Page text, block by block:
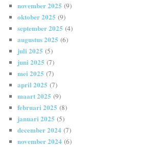
november 2025 (9)
oktober 2025 (9)
september 2025 (4)
augustus 2025 (6)
juli 2025 (5)
juni 2025 (7)
mei 2025 (7)
april 2025 (7)
maart 2025 (9)
februari 2025 (8)
januari 2025 (5)
december 2024 (7)
november 2024 (6)